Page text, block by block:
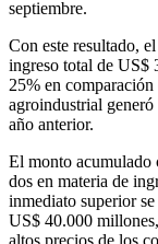
septiembre.
Con este resultado,
ingreso total de US$
25% en
agroindustrial
año anterior.
El monto acumulado
dos en materia de
inmediato superior
US$ 40.000
altos precios de los